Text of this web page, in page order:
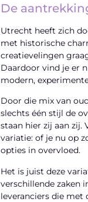
De
Utrecht heeft zich
met historische
creatievelingen
Daardoor vind je er
modern,
Door die mix van
slechts één stijl de
staan hier zij aan
variatie: of je nu op
opties in overvloed.
Het is juist deze
verschillende zaken
leveranciers die met